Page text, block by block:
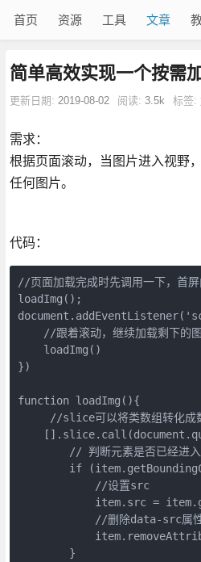
首页 资源 工具 文章
简单高效实现一个按需
更新日期: 2019-08-02 阅读: 3.5k 标签:
需求：
根据页面滚动，当图片进入视野
任何图片。
代码：
//页面加载完成时先调用一下，首屏
loadImg();
//跟着滚动，继续加载剩下的
    loadImg()
})
function loadImg(){
//slice可以将类数组转化成
// 判断元素是否已经进
if
            //设置src
item.src =
//删除data-src属
        }